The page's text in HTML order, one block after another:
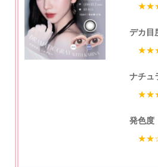
デカ目
ナチュ
発色度